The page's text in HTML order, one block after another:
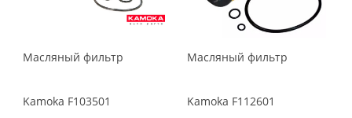
Mann-filter
Misfat
Profit
Масляный фильтр
Kamoka F103501
Масляный фильтр
Kamoka F112601